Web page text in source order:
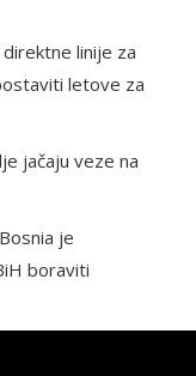
linije za
letove za
jačaju veze na
je
boraviti